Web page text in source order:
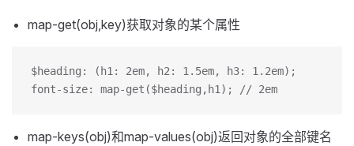
map-get(obj,key)获取对象的某个属性
$heading: (h1: 2em, h2: 1.5em, h3: 1.2em);
font-size: map-get($heading,h1); // 2em
map-keys(obj)和map-values(obj)返回对象的全部键名